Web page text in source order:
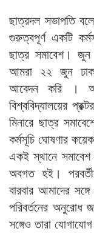
ছাত্রদল সভাপতি
গুরুত্বপূর্ণ একটি
ছাত্র সমাবেশ।
আমরা ২২ জুন ঢাকা
আবেদন করি ।
বিশ্ববিদ্যালয়ের
মিনারে ছাত্র
কর্মসূচি ঘোষণার
একই স্থানে
অবগত হই।
বারবার আমাদের
পরিবর্তনের অনুরোধ
সঙ্গেও তারা